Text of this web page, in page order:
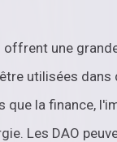
offrent une
utilisées dans
que la finance,
Les DAO